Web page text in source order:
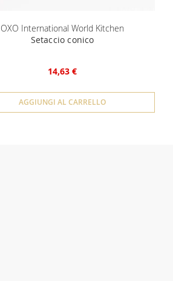
OXO International World Kitchen
Setaccio conico
14,63 €
AGGIUNGI AL CARRELLO